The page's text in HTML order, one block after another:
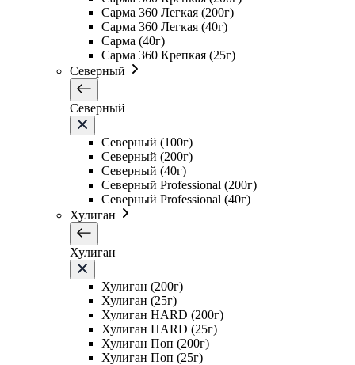
Сарма 360 Легкая (200г)
Сарма 360 Легкая (40г)
Сарма (40г)
Сарма 360 Крепкая (25г)
Северный
Северный
Северный (100г)
Северный (200г)
Северный (40г)
Северный Professional (200г)
Северный Professional (40г)
Хулиган
Хулиган
Хулиган (200г)
Хулиган (25г)
Хулиган HARD (200г)
Хулиган HARD (25г)
Хулиган Поп (200г)
Хулиган Поп (25г)